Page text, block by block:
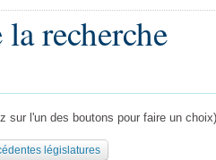
recherche
sur l'un des boutons pour faire un choix)
législatures